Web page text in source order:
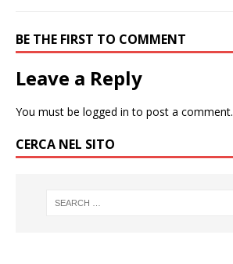
BE THE FIRST TO COMMENT
Leave a Reply
You must be logged in to post a comment.
CERCA NEL SITO